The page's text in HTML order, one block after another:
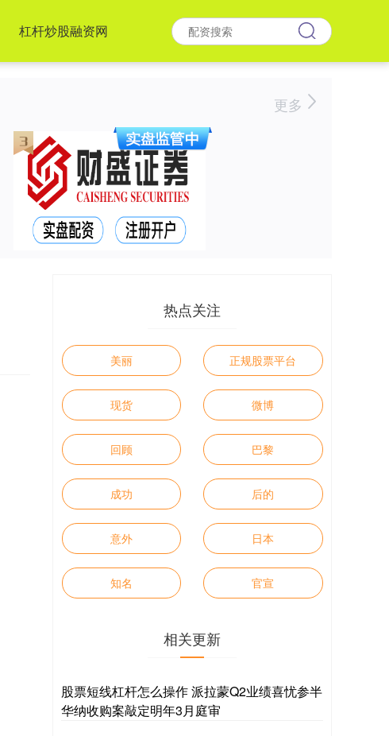
杠杆炒股融资网
更多
热点关注
美丽 正规股票平台
现货 微博
回顾 巴黎
成功 后的
意外 日本
知名 官宣
相关更新
股票短线杠杆怎么操作 派拉蒙Q2业绩喜忧参半
华纳收购案敲定明年3月庭审